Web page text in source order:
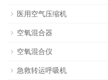
医用空气压缩机
空氧混合器
空氧混合仪
急救转运呼吸机